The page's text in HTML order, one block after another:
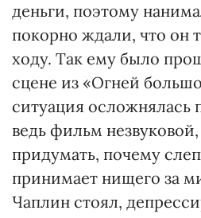
деньги, поэтому
покорно ждали, что он
ходу. Так ему было
сцене из «Огней
ситуация осложнялась
ведь фильм
придумать, почему
принимает нищего за
Чаплин стоял,